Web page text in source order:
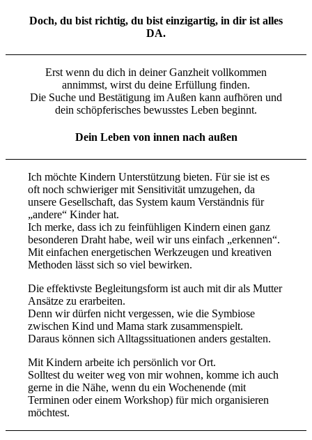
Doch, du bist richtig, du bist einzigartig, in dir ist alles
DA.
Erst wenn du dich in deiner Ganzheit vollkommen
annimmst, wirst du deine Erfüllung finden.
Die Suche und Bestätigung im Außen kann aufhören und
dein schöpferisches bewusstes Leben beginnt.
Dein Leben von innen nach außen
Ich möchte Kindern Unterstützung bieten. Für sie ist es
oft noch schwieriger mit Sensitivität umzugehen, da
unsere Gesellschaft, das System kaum Verständnis für
„andere“ Kinder hat.
Ich merke, dass ich zu feinfühligen Kindern einen ganz
besonderen Draht habe, weil wir uns einfach „erkennen“.
Mit einfachen energetischen Werkzeugen und kreativen
Methoden lässt sich so viel bewirken.
Die effektivste Begleitungsform ist auch mit dir als Mutter
Ansätze zu erarbeiten.
Denn wir dürfen nicht vergessen, wie die Symbiose
zwischen Kind und Mama stark zusammenspielt.
Daraus können sich Alltagssituationen anders gestalten.
Mit Kindern arbeite ich persönlich vor Ort.
Solltest du weiter weg von mir wohnen, komme ich auch
gerne in die Nähe, wenn du ein Wochenende (mit
Terminen oder einem Workshop) für mich organisieren
möchtest.